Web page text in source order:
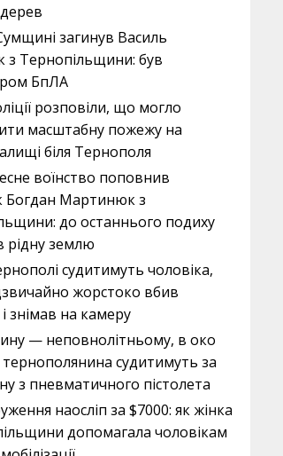
загинув Василь
Тернопільщини: був
БпЛА
розповіли, що могло
масштабну пожежу на
біля Тернополя
воїнство поповнив
Богдан Мартинюк з
до останнього подиху
рідну землю
судитимуть чоловіка,
жорстоко вбив
знімав на камеру
— неповнолітньому, в око
тернополянина судитимуть за
з пневматичного пістолета
наосліп за $7000: як жінка
допомагала чоловікам